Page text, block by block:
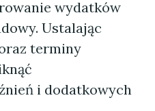
wydatków
Ustalając
terminy
i dodatkowych